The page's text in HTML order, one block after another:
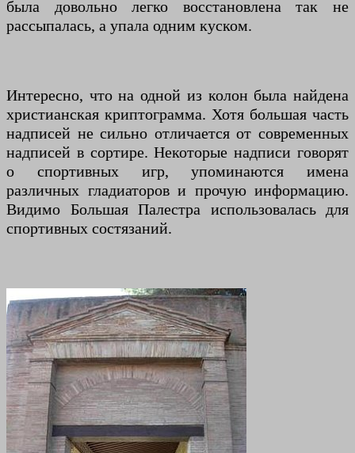
была довольно легко восстановлена так не
рассыпалась, а упала одним куском.
Интересно, что на одной из колон была найдена
христианская криптограмма. Хотя большая часть
надписей не сильно отличается от современных
надписей в сортире. Некоторые надписи говорят
о спортивных игр, упоминаются имена
различных гладиаторов и прочую информацию.
Видимо Большая Палестра использовалась для
спортивных состязаний.